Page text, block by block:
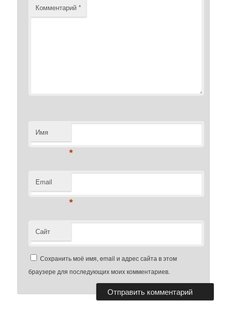
Комментарий*
Имя
*
Email
*
Сайт
Сохранить моё имя, email и адрес сайта в этом
браузере для последующих моих комментариев.